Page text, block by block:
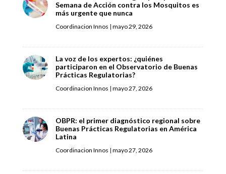
Semana de Acción contra los Mosquitos es
más urgente que nunca
Coordinacion Innos | mayo 29, 2026
La voz de los expertos: ¿quiénes
participaron en el Observatorio de Buenas
Prácticas Regulatorias?
Coordinacion Innos | mayo 27, 2026
OBPR: el primer diagnóstico regional sobre
Buenas Prácticas Regulatorias en América
Latina
Coordinacion Innos | mayo 27, 2026